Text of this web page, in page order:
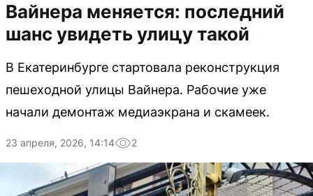
Вайнера меняется: последний
шанс увидеть улицу такой
В Екатеринбурге стартовала реконструкция
пешеходной улицы Вайнера. Рабочие уже
начали демонтаж медиаэкрана и скамеек.
23 апреля, 2026, 14:14 2